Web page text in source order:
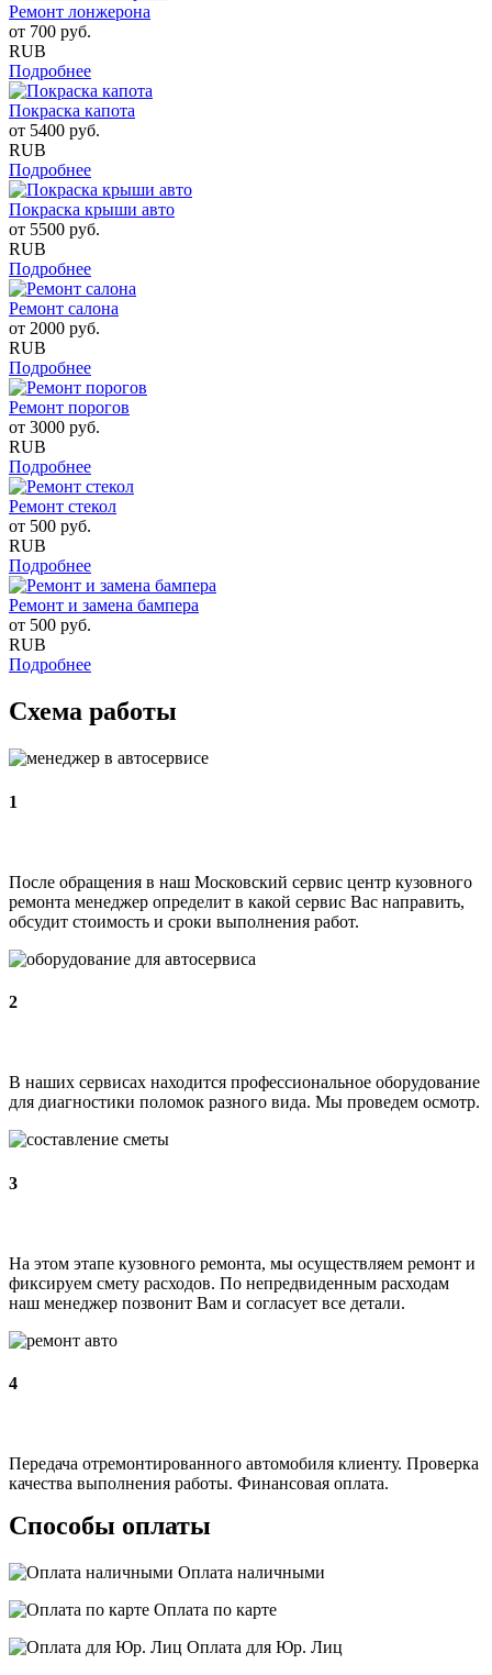
Ремонт лонжерона
от 700 руб.
RUB
Подробнее
Покраска капота
от 5400 руб.
RUB
Подробнее
Покраска крыши авто
от 5500 руб.
RUB
Подробнее
Ремонт салона
от 2000 руб.
RUB
Подробнее
Ремонт порогов
от 3000 руб.
RUB
Подробнее
Ремонт стекол
от 500 руб.
RUB
Подробнее
Ремонт и замена бампера
от 500 руб.
RUB
Подробнее
Схема работы
1
После обращения в наш Московский сервис центр кузовного
ремонта менеджер определит в какой сервис Вас направить,
обсудит стоимость и сроки выполнения работ.
2
В наших сервисах находится профессиональное оборудование
для диагностики поломок разного вида. Мы проведем осмотр.
3
На этом этапе кузовного ремонта, мы осуществляем ремонт и
фиксируем смету расходов. По непредвиденным расходам
наш менеджер позвонит Вам и согласует все детали.
4
Передача отремонтированного автомобиля клиенту. Проверка
качества выполнения работы. Финансовая оплата.
Способы оплаты
Оплата наличными
Оплата по карте
Оплата для Юр. Лиц